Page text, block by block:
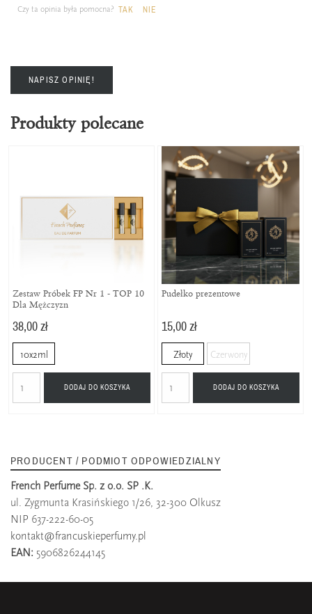
Czy ta opinia była pomocna? TAK NIE
NAPISZ OPINIĘ!
Produkty polecane
Zestaw Próbek FP Nr 1 - TOP 10
Dla Mężczyzn
38,00 zł
10x2ml
DODAJ DO KOSZYKA
Pudełko prezentowe
15,00 zł
Złoty Czerwony
DODAJ DO KOSZYKA
PRODUCENT / PODMIOT ODPOWIEDZIALNY
French Perfume Sp. z o.o. SP .K.
ul. Zygmunta Krasińskiego 1/26, 32-300 Olkusz
NIP 637-222-60-05
kontakt@francuskieperfumy.pl
EAN: 5906826244145